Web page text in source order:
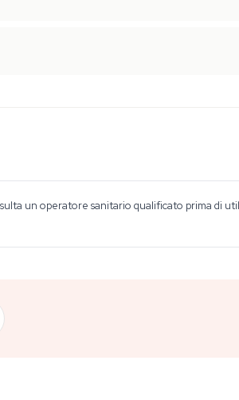
un operatore sanitario qualificato prima di